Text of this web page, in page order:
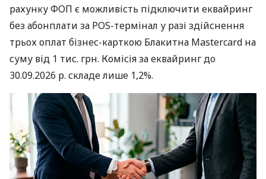
рахунку ФОП є можливість підключити еквайринг
без абонплати за POS-термінал у разі здійснення
трьох оплат бізнес-карткою Блакитна Mastercard на
суму від 1 тис. грн. Комісія за еквайринг до
30.09.2026 р. складе лише 1,2%.